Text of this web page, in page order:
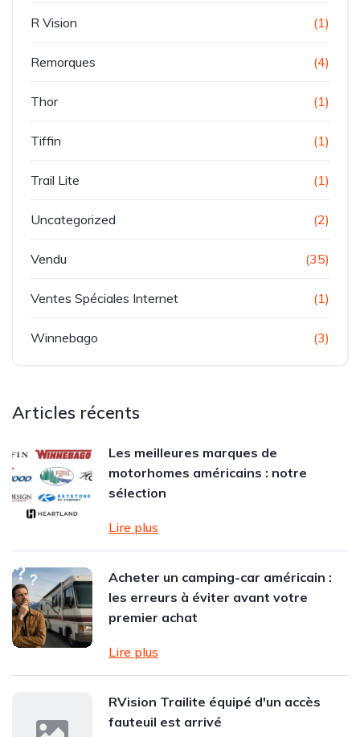
R Vision (1)
Remorques (4)
Thor (1)
Tiffin (1)
Trail Lite (1)
Uncategorized (2)
Vendu (35)
Ventes Spéciales Internet (1)
Winnebago (3)
Articles récents
Les meilleures marques de
motorhomes américains : notre
sélection
Lire plus
Acheter un camping-car américain :
les erreurs à éviter avant votre
premier achat
Lire plus
RVision Trailite équipé d'un accès
fauteuil est arrivé